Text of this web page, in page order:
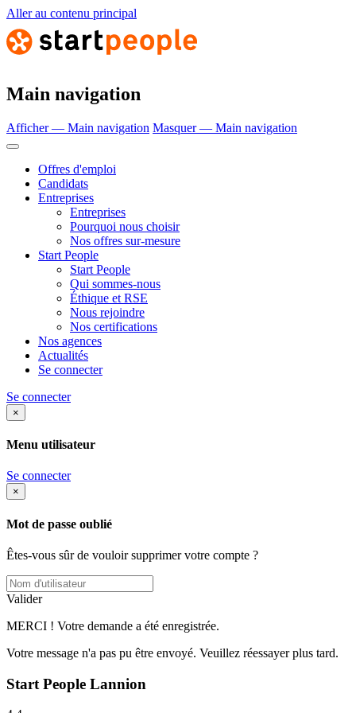
Aller au contenu principal
Main navigation
Afficher — Main navigation Masquer — Main navigation
Offres d'emploi
Candidats
Entreprises
Entreprises
Pourquoi nous choisir
Nos offres sur-mesure
Start People
Start People
Qui sommes-nous
Éthique et RSE
Nous rejoindre
Nos certifications
Nos agences
Actualités
Se connecter
Se connecter
×
Menu utilisateur
Se connecter
×
Mot de passe oublié
Êtes-vous sûr de vouloir supprimer votre compte ?
Valider
MERCI ! Votre demande a été enregistrée.
Votre message n'a pas pu être envoyé. Veuillez réessayer plus tard.
Start People Lannion